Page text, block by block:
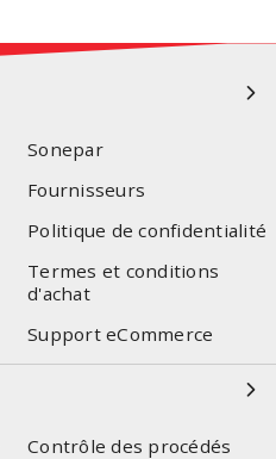
Sonepar
Fournisseurs
Politique de confidentialité
Termes et conditions
d'achat
Support eCommerce
Contrôle des procédés